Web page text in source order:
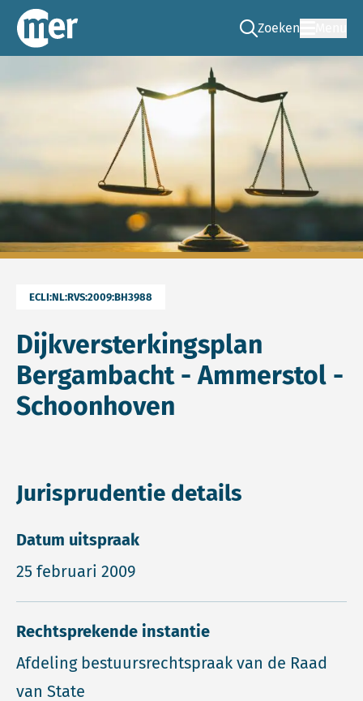
Commissie mer
Zoeken
Ga naar de zoek
ECLI:NL:RVS:2009:BH3988
Dijkversterkingsplan
Bergambacht - Ammerstol -
Schoonhoven
Jurisprudentie details
Datum uitspraak
25 februari 2009
Rechtsprekende instantie
Afdeling bestuursrechtspraak van de Raad
van State